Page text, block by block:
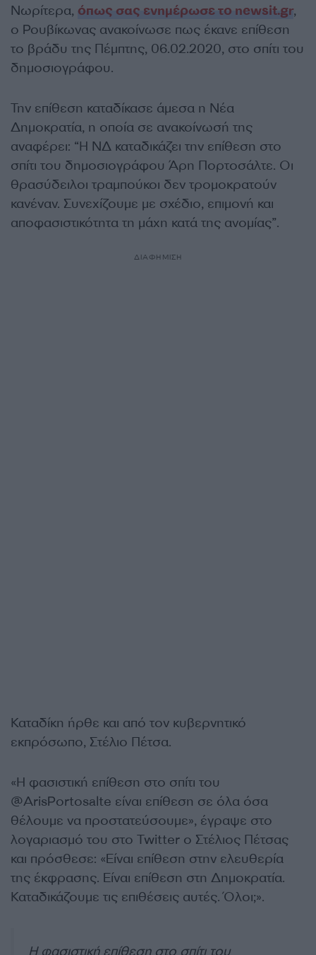
Νωρίτερα, όπως σας ενημέρωσε το newsit.gr,
ο Ρουβίκωνας ανακοίνωσε πως έκανε επίθεση
το βράδυ της Πέμπτης, 06.02.2020, στο σπίτι του
δημοσιογράφου.
Την επίθεση καταδίκασε άμεσα η Νέα
Δημοκρατία, η οποία σε ανακοίνωσή της
αναφέρει: “Η ΝΔ καταδικάζει την επίθεση στο
σπίτι του δημοσιογράφου Άρη Πορτοσάλτε. Οι
θρασύδειλοι τραμπούκοι δεν τρομοκρατούν
κανέναν. Συνεχίζουμε με σχέδιο, επιμονή και
αποφασιστικότητα τη μάχη κατά της ανομίας”.
ΔΙΑΦΗΜΙΣΗ
Καταδίκη ήρθε και από τον κυβερνητικό
εκπρόσωπο, Στέλιο Πέτσα.
«Η φασιστική επίθεση στο σπίτι του
@ArisPortosalte είναι επίθεση σε όλα όσα
θέλουμε να προστατεύσουμε», έγραψε στο
λογαριασμό του στο Twitter ο Στέλιος Πέτσας
και πρόσθεσε: «Είναι επίθεση στην ελευθερία
της έκφρασης. Είναι επίθεση στη Δημοκρατία.
Καταδικάζουμε τις επιθέσεις αυτές. Όλοι;».
Η φασιστική επίθεση στο σπίτι του